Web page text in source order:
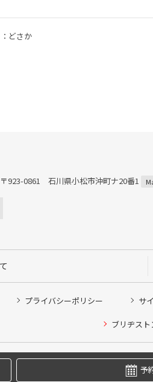
どさか
〒923-0861 石川県小松市沖町ナ20番1
プライバシーポリシー サ
ブリヂス
Copyright © 2024 Bridgestone予
他ピット作業の予約
希望のクローク契約会員の方はこちら
方はご利用いただけません